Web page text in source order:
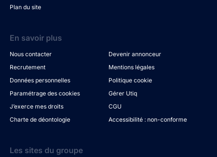
Plan du site
En savoir plus
Nous contacter
Devenir annonceur
Recrutement
Mentions légales
Données personnelles
Politique cookie
Paramétrage des cookies
Gérer Utiq
J’exerce mes droits
CGU
Charte de déontologie
Accessibilité : non-conforme
Les sites du groupe